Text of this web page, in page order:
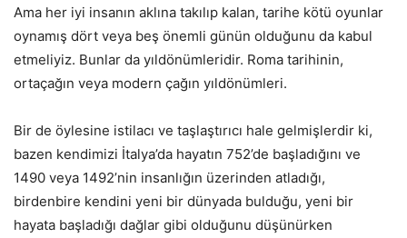
Ama her iyi insanın aklına takılıp kalan, tarihe kötü oyunlar
oynamış dört veya beş önemli günün olduğunu da kabul
etmeliyiz. Bunlar da yıldönümleridir. Roma tarihinin,
ortaçağın veya modern çağın yıldönümleri.
Bir de öylesine istilacı ve taşlaştırıcı hale gelmişlerdir ki,
bazen kendimizi İtalya’da hayatın 752’de başladığını ve
1490 veya 1492’nin insanlığın üzerinden atladığı,
birdenbire kendini yeni bir dünyada bulduğu, yeni bir
hayata başladığı dağlar gibi olduğunu düşünürken